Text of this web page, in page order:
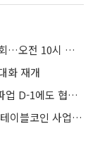
‘총파업 D-1’ 삼성 노사, 밤샘 협상 끝 정회…오전 10시 담판 재개
화 재개
삼성 노사, 자정 넘긴 ‘마지막 담판’…총파업 D-1에도 협상 계속
마스터카드, BVNK 18억 달러 인수로 스테이블코인 사업 본격 확장